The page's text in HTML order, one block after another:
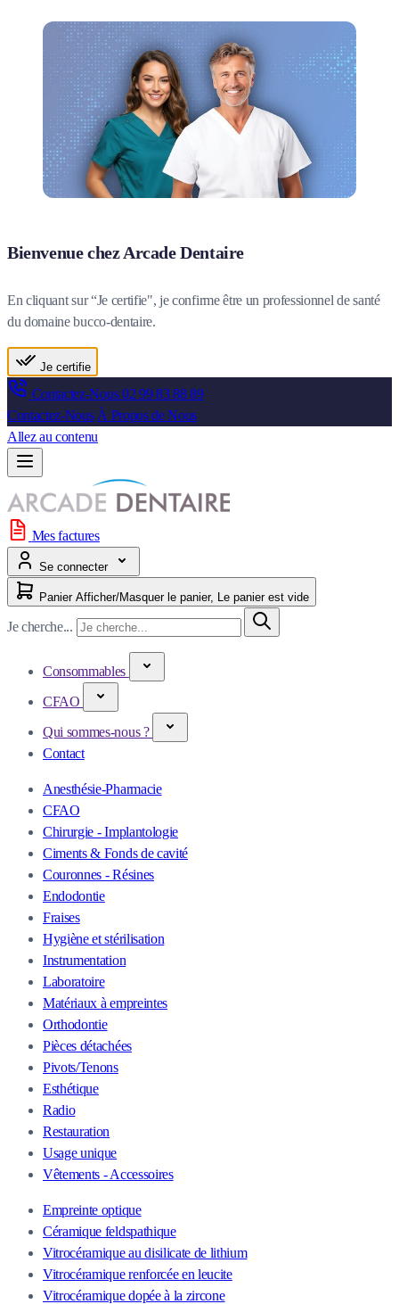
Bienvenue chez Arcade Dentaire
En cliquant sur “Je certifie", je confirme être un professionnel de santé
du domaine bucco-dentaire.
Je certifie
Contactez-Nous02 99 83 88 89
Contactez-Nous À Propos de Nous
Allez au contenu
Mes factures
Se connecter
Panier Afficher/Masquer le panier, Le panier est vide
Je cherche...
Consommables
CFAO
Qui sommes-nous ?
Contact
Anesthésie-Pharmacie
CFAO
Chirurgie - Implantologie
Ciments & Fonds de cavité
Couronnes - Résines
Endodontie
Fraises
Hygiène et stérilisation
Instrumentation
Laboratoire
Matériaux à empreintes
Orthodontie
Pièces détachées
Pivots/Tenons
Esthétique
Radio
Restauration
Usage unique
Vêtements - Accessoires
Empreinte optique
Céramique feldspathique
Vitrocéramique au disilicate de lithium
Vitrocéramique renforcée en leucite
Vitrocéramique dopée à la zircone